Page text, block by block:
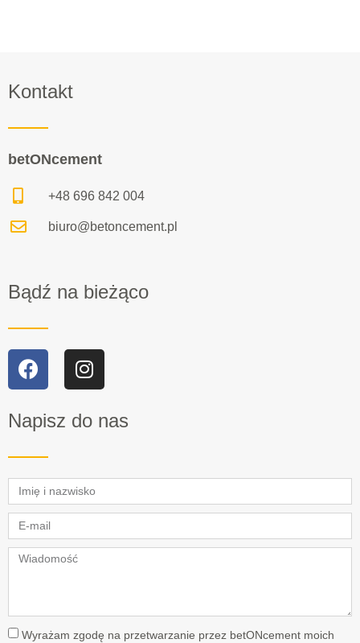
Kontakt
betONcement
+48 696 842 004
biuro@betoncement.pl
Bądź na bieżąco
Napisz do nas
Wyrażam zgodę na przetwarzanie przez betONcement moich